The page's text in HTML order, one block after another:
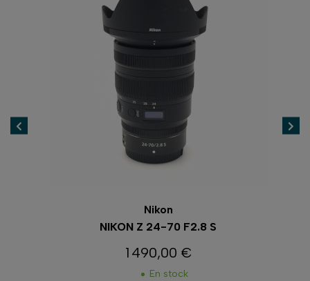
Nikon
NIKON Z 24-70 F2.8 S
Prix
1 490,00 €
En stock